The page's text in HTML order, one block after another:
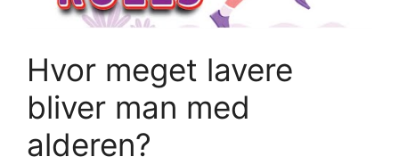
Hvor meget lavere
bliver man med
alderen?